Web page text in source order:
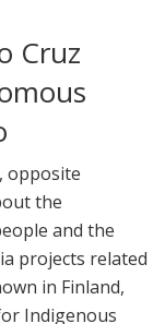
Cruz
opposite
the
and the
projects related
in Finland,
Indigenous